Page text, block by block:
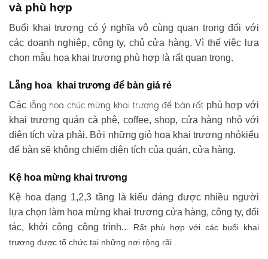
và phù hợp
Buổi khai trương có ý nghĩa vô cùng quan trọng đối với
các doanh nghiệp, công ty, chủ cửa hàng. Vì thế việc lựa
chọn mẫu hoa khai trương phù hợp là rất quan trọng.
Lẵng hoa khai trương để bàn giá rẻ
Các lẵng hoa chúc mừng khai trương để bàn rất phù hợp với
khai trương quán cà phê, coffee, shop, cửa hàng nhỏ với
diện tích vừa phải. Bởi những giỏ hoa khai trương nhỏkiểu
để bàn sẽ không chiếm diện tích của quán, cửa hàng.
Kệ hoa mừng khai trương
Kệ hoa dạng 1,2,3 tầng là kiểu dáng được nhiều người
lựa chọn làm hoa mừng khai trương cửa hàng, công ty, đối
tác, khởi công công trình.. . Rất phù hợp với các buổi khai
trương được tổ chức tại những nơi rộng rãi .